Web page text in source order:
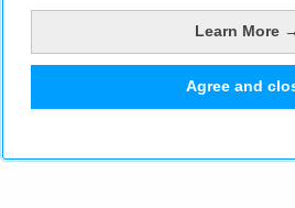
Learn More →
Agree and
Google zet zijn partner
te kakken in zijn Pixel Watch
teaser